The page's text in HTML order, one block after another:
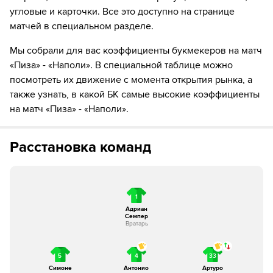
Элиф Элмас из команды Наполи разыграл угловой с
правого угла.
головой, но мимо
16´ Удар от ворот произведет Пиза
17´ Наполи совершает вбрасывание на половине поля
18´ Alisson Santos из команды Наполи разыграл угловой с
Наполи совершает вбрасывание на половине поля
Наполи совершает вбрасывание на половине поля
противника
угловые и карточки. Все это доступно на странице
матчей в специальном разделе.
Мы собрали для вас коэффициенты букмекеров на матч
«Пиза» - «Наполи». В специальной таблице можно
посмотреть их движение с момента открытия рынка, а
также узнать, в какой БК самые высокие коэффициенты
на матч «Пиза» - «Наполи».
Расстановка команд
1
Адриан
Семпер
Вратарь
5
Симоне
4
Антонио
33
Артуро